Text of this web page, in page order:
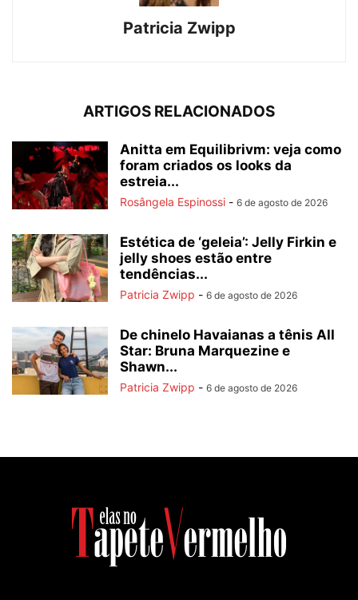
Patricia Zwipp
ARTIGOS RELACIONADOS
Anitta em Equilibrivm: veja como
foram criados os looks da
estreia...
Rosângela Espinossi - 6 de agosto de 2026
Estética de ‘geleia’: Jelly Firkin e
jelly shoes estão entre
tendências...
Patricia Zwipp - 6 de agosto de 2026
De chinelo Havaianas a tênis All
Star: Bruna Marquezine e
Shawn...
Patricia Zwipp - 6 de agosto de 2026